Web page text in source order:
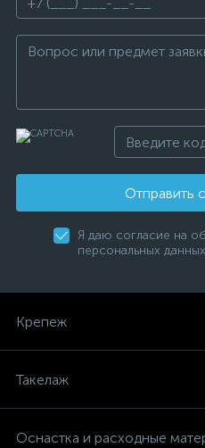
Отправить
Я даю согласие на
персональных данных
Крепеж
Такелаж
Оснастка и расходные